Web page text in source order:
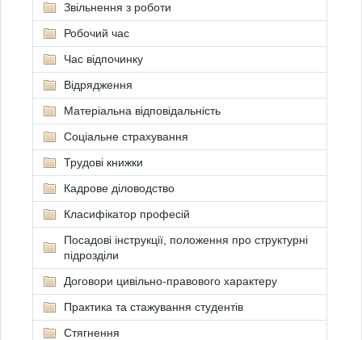
Звільнення з роботи
Робочий час
Час відпочинку
Відрядження
Матеріальна відповідальність
Соціальне страхування
Трудові книжки
Кадрове діловодство
Класифікатор професій
Посадові інструкції, положення про структурні
підрозділи
Договори цивільно-правового характеру
Практика та стажування студентів
Стягнення